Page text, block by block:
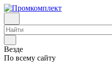
Везде
По всему сайту